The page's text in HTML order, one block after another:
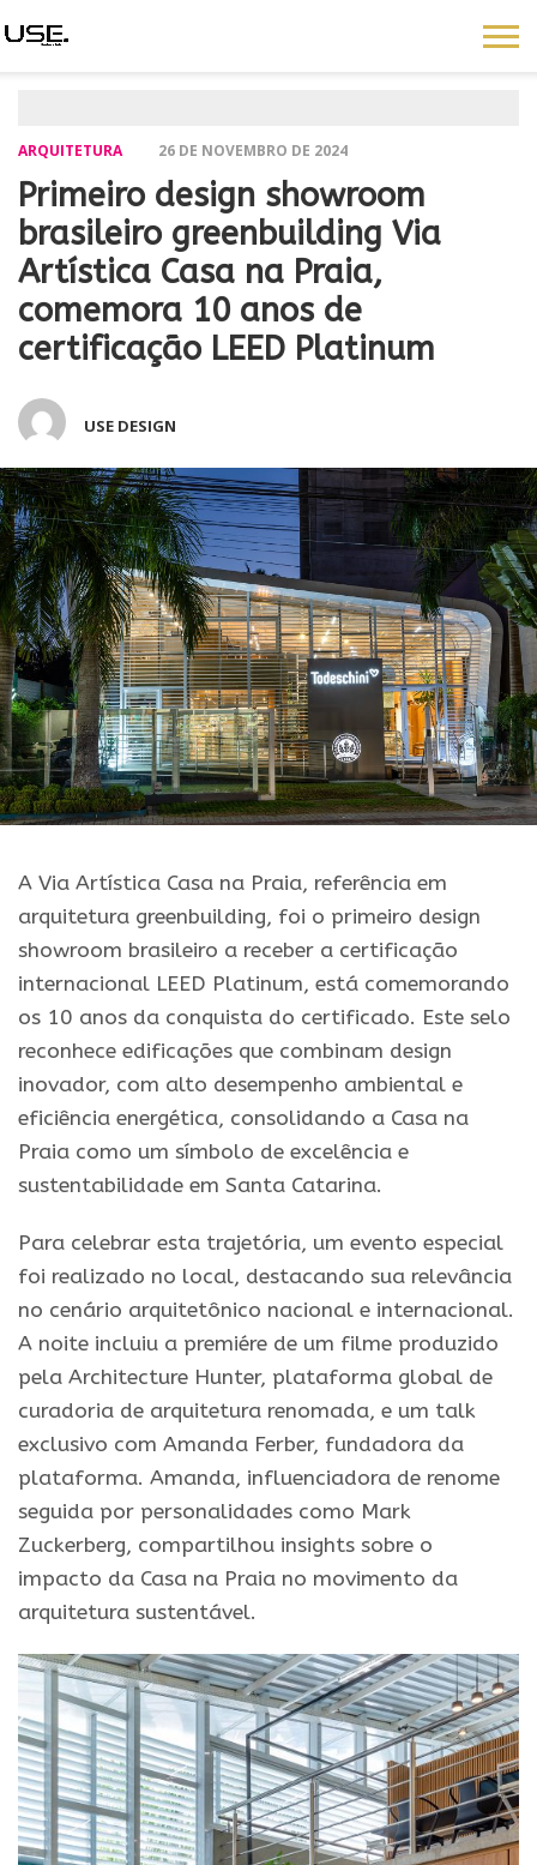
ARQUITETURA 26 DE NOVEMBRO DE 2024
Primeiro design showroom
brasileiro greenbuilding Via
Artística Casa na Praia,
comemora 10 anos de
certificação LEED Platinum
USE DESIGN
A Via Artística Casa na Praia, referência em
arquitetura greenbuilding, foi o primeiro design
showroom brasileiro a receber a certificação
internacional LEED Platinum, está comemorando
os 10 anos da conquista do certificado. Este selo
reconhece edificações que combinam design
inovador, com alto desempenho ambiental e
eficiência energética, consolidando a Casa na
Praia como um símbolo de excelência e
sustentabilidade em Santa Catarina.
Para celebrar esta trajetória, um evento especial
foi realizado no local, destacando sua relevância
no cenário arquitetônico nacional e internacional.
A noite incluiu a premiére de um filme produzido
pela Architecture Hunter, plataforma global de
curadoria de arquitetura renomada, e um talk
exclusivo com Amanda Ferber, fundadora da
plataforma. Amanda, influenciadora de renome
seguida por personalidades como Mark
Zuckerberg, compartilhou insights sobre o
impacto da Casa na Praia no movimento da
arquitetura sustentável.